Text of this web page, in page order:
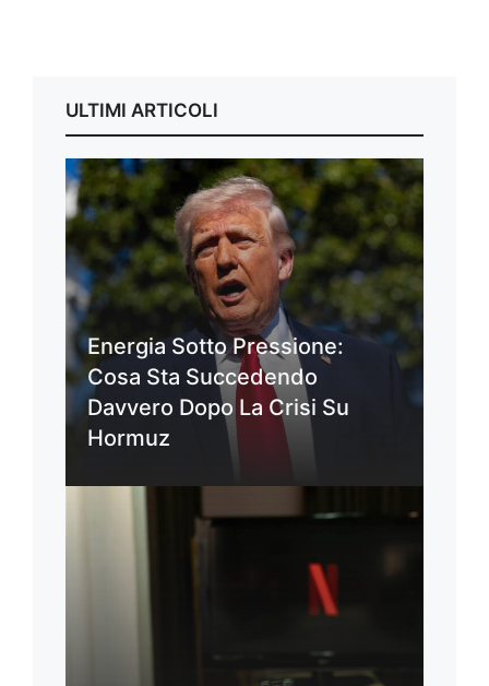
ULTIMI ARTICOLI
Energia Sotto Pressione:
Cosa Sta Succedendo
Davvero Dopo La Crisi Su
Hormuz